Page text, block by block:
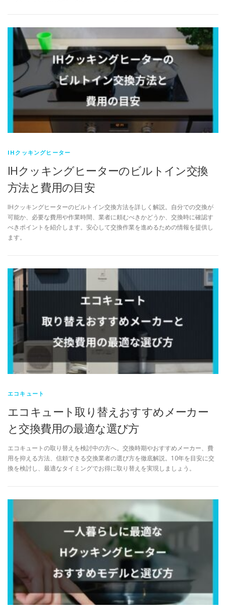
IHクッキングヒーター
IHクッキングヒーターのビルトイン交換
方法と費用の目安
IHクッキングヒーターのビルトイン交換方法を詳しく解説。自分での交換が
可能か、必要な費用や作業時間、業者に頼むべきかどうか、交換時に確認す
べきポイントを紹介します。安心して交換作業を進めるための情報を提供し
ます。
エコキュート
エコキュート取り替えおすすめメーカー
と交換費用の最適な選び方
エコキュートの取り替えを検討中の方へ。交換時期やおすすめメーカー、費
用を抑える方法、信頼できる交換業者の選び方を徹底解説。10年を目安に交
換を検討し、最適なタイミングでお得に取り替えを実現しましょう。